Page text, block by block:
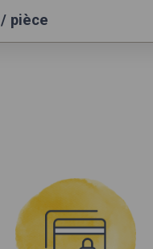
/ pièce